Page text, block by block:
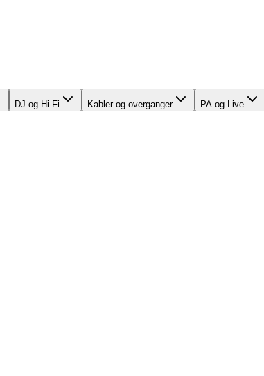
DJ og Hi-Fi Kabler og overganger PA og Live